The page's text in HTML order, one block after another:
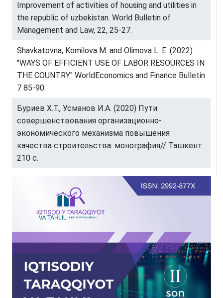
Improvement of activities of housing and utilities in
the republic of uzbekistan. World Bulletin of
Management and Law, 22, 25-27.
Shavkatovna, Komilova M. and Olimova L. E. (2022)
"WAYS OF EFFICIENT USE OF LABOR RESOURCES IN
THE COUNTRY." WorldEconomics and Finance Bulletin
7 85-90.
Буриев Х.Т., Усманов И.А. (2020) Пути
совершенствования организационно-
экономического механизма повышения
качества строительства: монография// Ташкент.
210 с.